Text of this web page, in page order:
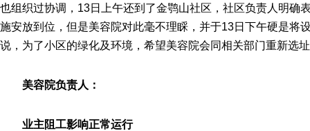
也组织过协调，13日上午还到了金鹗山社区，社区负责人明确
施安放到位，但是美容院对此毫不理睬，并于13日下午硬是将
说，为了小区的绿化及环境，希望美容院会同相关部门重新选
美容院负责人：
业主阻工影响正常运行